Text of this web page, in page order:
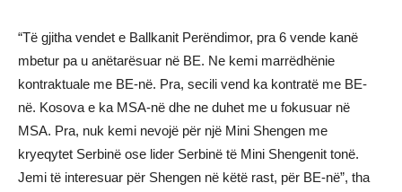
“Të gjitha vendet e Ballkanit Perëndimor, pra 6 vende kanë
mbetur pa u anëtarësuar në BE. Ne kemi marrëdhënie
kontraktuale me BE-në. Pra, secili vend ka kontratë me BE-
në. Kosova e ka MSA-në dhe ne duhet me u fokusuar në
MSA. Pra, nuk kemi nevojë për një Mini Shengen me
kryeqytet Serbinë ose lider Serbinë të Mini Shengenit tonë.
Jemi të interesuar për Shengen në këtë rast, për BE-në”, tha